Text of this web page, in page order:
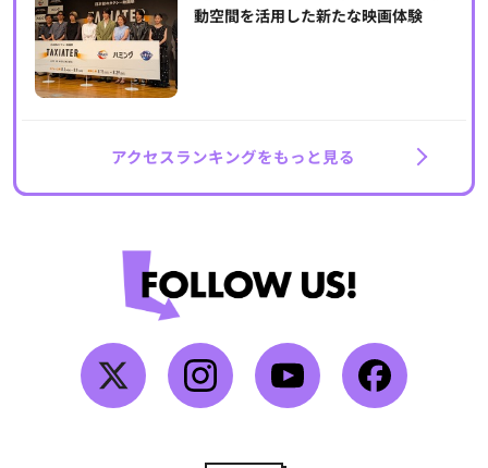
動空間を活用した新たな映画体験
アクセスランキングをもっと見る